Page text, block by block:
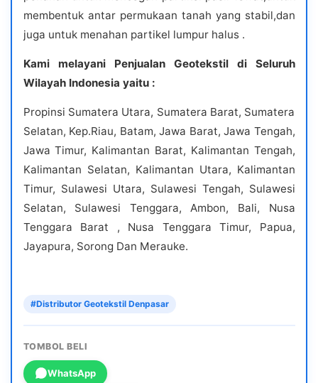
membentuk antar permukaan tanah yang stabil,dan
juga untuk menahan partikel lumpur halus .
Kami melayani Penjualan Geotekstil di Seluruh
Wilayah Indonesia yaitu :
Propinsi Sumatera Utara, Sumatera Barat, Sumatera
Selatan, Kep.Riau, Batam, Jawa Barat, Jawa Tengah,
Jawa Timur, Kalimantan Barat, Kalimantan Tengah,
Kalimantan Selatan, Kalimantan Utara, Kalimantan
Timur, Sulawesi Utara, Sulawesi Tengah, Sulawesi
Selatan, Sulawesi Tenggara, Ambon, Bali, Nusa
Tenggara Barat , Nusa Tenggara Timur, Papua,
Jayapura, Sorong Dan Merauke.
#Distributor Geotekstil Denpasar
TOMBOL BELI
WhatsApp